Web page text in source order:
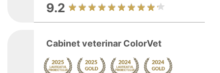
9.2
Cabinet veterinar ColorVet